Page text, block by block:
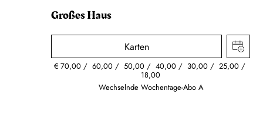
Großes Haus
Karten
€ 70,00 60,00 50,00 40,00 30,00 25,00
18,00
Wechselnde Wochentage-Abo A